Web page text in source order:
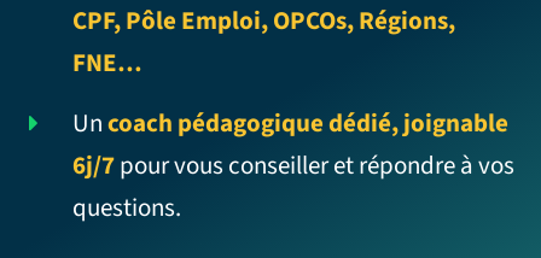
CPF, Pôle Emploi, OPCOs, Régions,
FNE…
Uncoach pédagogique dédié, joignable
6j/7pour vous conseiller et répondre à vos
questions.